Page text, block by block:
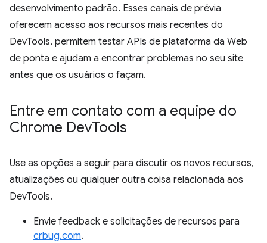
desenvolvimento padrão. Esses canais de prévia
oferecem acesso aos recursos mais recentes do
DevTools, permitem testar APIs de plataforma da Web
de ponta e ajudam a encontrar problemas no seu site
antes que os usuários o façam.
Entre em contato com a equipe do
Chrome DevTools
Use as opções a seguir para discutir os novos recursos,
atualizações ou qualquer outra coisa relacionada aos
DevTools.
Envie feedback e solicitações de recursos para
crbug.com.